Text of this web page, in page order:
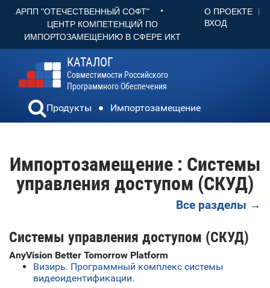
АРПП "ОТЕЧЕСТВЕННЫЙ СОФТ" •
ЦЕНТР КОМПЕТЕНЦИЙ ПО
ИМПОРТОЗАМЕЩЕНИЮ В СФЕРЕ ИКТ
О ПРОЕКТЕ
ВХОД
КАТАЛОГ
Совместимости Российского
Программного Обеспечения
Продукты Импортозамещение
Импортозамещение : Системы
управления доступом (СКУД)
Все разделы →
Системы управления доступом (СКУД)
AnyVision Better Tomorrow Platform
Визирь. Программный комплекс системы
видеоидентификации.